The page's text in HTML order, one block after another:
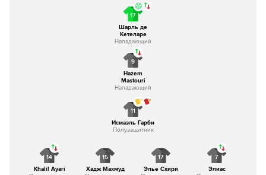
17
Шарль де
Кетеларе
Нападающий
14
Khalil Ayari
15
Хадж Махмуд
17
Элье Схири
7
Элиас
11
Исмаэль Гарби
Полузащитник
9
Hazem
Mastouri
Нападающий